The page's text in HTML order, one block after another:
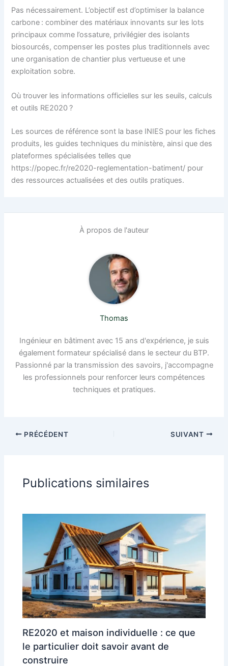
Pas nécessairement. L’objectif est d’optimiser la balance
carbone : combiner des matériaux innovants sur les lots
principaux comme l’ossature, privilégier des isolants
biosourcés, compenser les postes plus traditionnels avec
une organisation de chantier plus vertueuse et une
exploitation sobre.
Où trouver les informations officielles sur les seuils, calculs
et outils RE2020 ?
Les sources de référence sont la base INIES pour les fiches
produits, les guides techniques du ministère, ainsi que des
plateformes spécialisées telles que
https://popec.fr/re2020-reglementation-batiment/ pour
des ressources actualisées et des outils pratiques.
À propos de l'auteur
Thomas
Ingénieur en bâtiment avec 15 ans d'expérience, je suis
également formateur spécialisé dans le secteur du BTP.
Passionné par la transmission des savoirs, j'accompagne
les professionnels pour renforcer leurs compétences
techniques et pratiques.
PRÉCÉDENT SUIVANT
Publications similaires
RE2020 et maison individuelle : ce que
le particulier doit savoir avant de
construire